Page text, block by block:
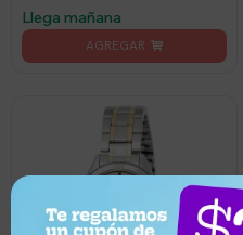
Llega mañana